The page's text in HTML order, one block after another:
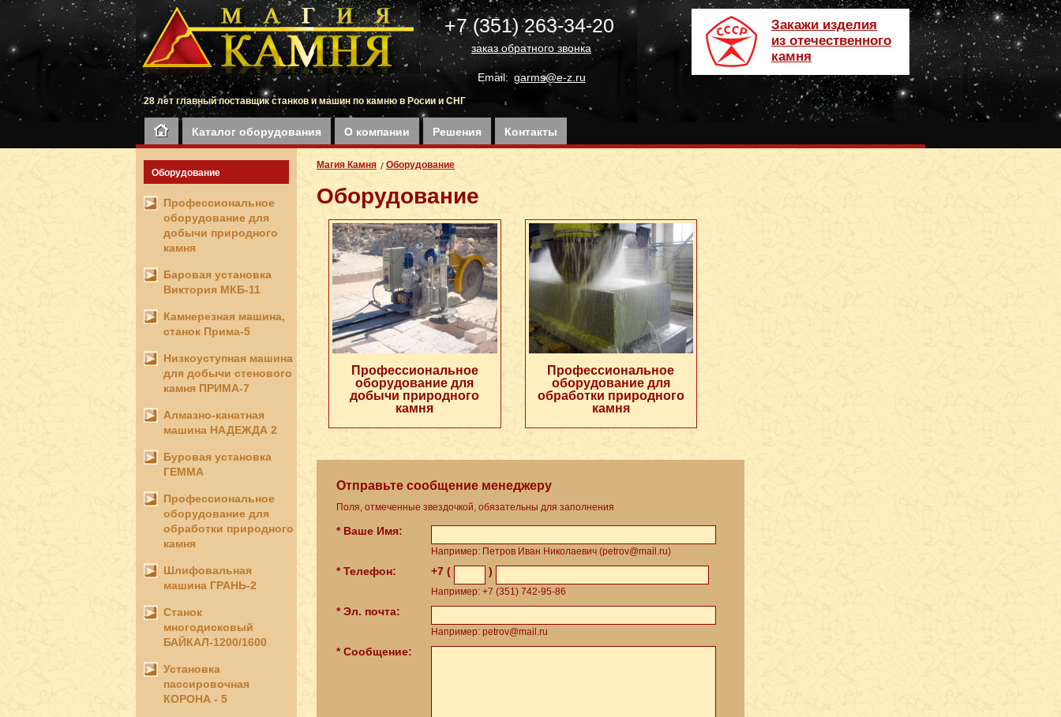
+7 (351) 263-34-20
заказ обратного звонка
Email: garms@e-z.ru
Закажи изделия
из отечественного
камня
28 лет главный поставщик станков и машин по камню в Росии и СНГ
Каталог оборудования О компании Решения Контакты
Оборудование
Профессиональное
оборудование для
добычи природного
камня
Баровая установка
Виктория МКБ-11
Камнерезная машина,
станок Прима-5
Низкоуступная машина
для добычи стенового
камня ПРИМА-7
Алмазно-канатная
машина НАДЕЖДА 2
Буровая установка
ГЕММА
Профессиональное
оборудование для
обработки природного
камня
Шлифовальная
машина ГРАНЬ-2
Станок
многодисковый
БАЙКАЛ-1200/1600
Установка
пассировочная
КОРОНА - 5
Магия Камня Оборудование
Оборудование
Профессиональное
оборудование для
добычи природного
камня
Профессиональное
оборудование для
обработки природного
камня
Отправьте сообщение менеджеру
Поля, отмеченные звездочкой, обязательны для заполнения
* Ваше Имя:
Например: Петров Иван Николаевич (petrov@mail.ru)
* Телефон: +7 ( )
Например: +7 (351) 742-95-86
* Эл. почта:
Например: petrov@mail.ru
* Сообщение: